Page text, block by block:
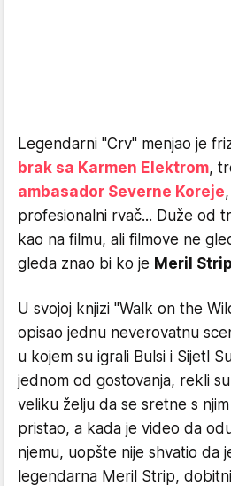
Legendarni "Crv" menjao je
brak sa Karmen Elektrom,
ambasador Severne Koreje
profesionalni rvač... Duže od
kao na filmu, ali filmove ne
gleda znao bi ko je Meril Strip
U svojoj knjizi "Walk on the
opisao jednu neverovatnu
u kojem su igrali Bulsi i Sijetl
jednom od gostovanja, rekli
veliku želju da se sretne s
pristao, a kada je video da
njemu, uopšte nije shvatio da
legendarna Meril Strip,